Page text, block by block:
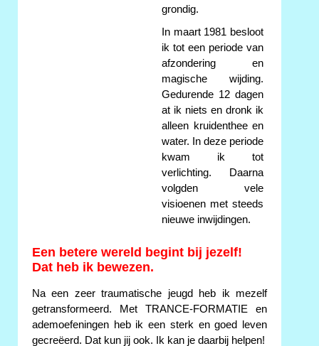
grondig.
In maart 1981 besloot
ik tot een periode van
afzondering en
magische wijding.
Gedurende 12 dagen
at ik niets en dronk ik
alleen kruidenthee en
water. In deze periode
kwam ik tot
verlichting. Daarna
volgden vele
visioenen met steeds
nieuwe inwijdingen.
Een betere wereld begint bij jezelf!
Dat heb ik bewezen.
Na een zeer traumatische jeugd heb ik mezelf
getransformeerd. Met TRANCE-FORMATIE en
ademoefeningen heb ik een sterk en goed leven
gecreëerd. Dat kun jij ook. Ik kan je daarbij helpen!